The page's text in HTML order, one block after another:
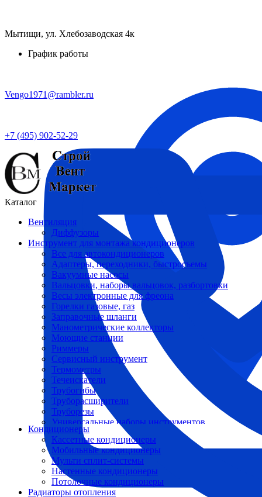
Мытищи, ул. Хлебозаводская 4к
График работы
Vengo1971@rambler.ru
+7 (495) 902-52-29
Каталог
Вентиляция
Диффузоры
Инструмент для монтажа кондиционеров
Все для автокондиционеров
Адаптеры, переходники, быстросъемы
Вакуумные насосы
Вальцовки, наборы вальцовок, разбортовки
Весы электронные для фреона
Горелки газовые, газ
Заправочные шланги
Манометрические коллекторы
Моющие станции
Риммеры
Сервисный инструмент
Термометры
Течеискатели
Трубогибы
Труборасширители
Труборезы
Универсальные наборы инструментов
Кондиционеры
Кассетные кондиционеры
Мобильные кондиционеры
Мульти сплит-системы
Настенные кондиционеры
Потолочные кондиционеры
Радиаторы отопления